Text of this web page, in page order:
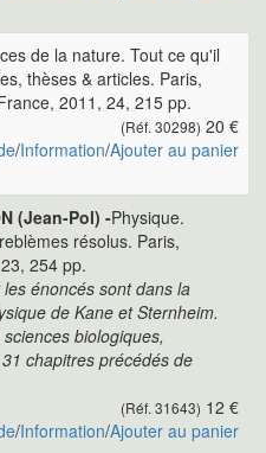
de la nature. Tout ce qu'il
thèses & articles. Paris,
2011, 24, 215 pp.
(Réf. 30298) 20 €
/Information/Ajouter au panier
(Jean-Pol) -Physique.
résolus. Paris,
254 pp.
énoncés sont dans la
de Kane et Sternheim.
biologiques,
chapitres précédés de
(Réf. 31643) 12 €
/Information/Ajouter au panier